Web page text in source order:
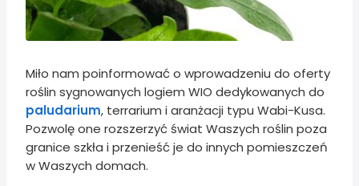
Miło nam poinformować o wprowadzeniu do oferty
roślin sygnowanych logiem WIO dedykowanych do
paludarium, terrarium i aranżacji typu Wabi-Kusa.
Pozwolę one rozszerzyć świat Waszych roślin poza
granice szkła i przenieść je do innych pomieszczeń
w Waszych domach.